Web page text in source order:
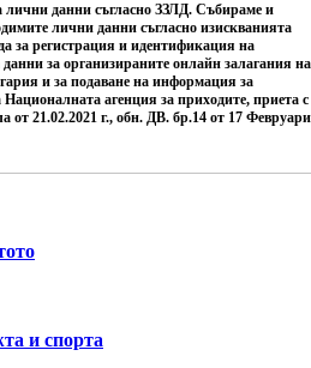
лични данни съгласно ЗЗЛД. Събираме и
лични данни съгласно изискванията
за регистрация и идентификация на
за организираните онлайн залагания на
и за подаване на информация за
агенция за приходите, приета с
от 21.02.2021 г., обн. ДВ. бр.14 от 17 Февруари
и спорта